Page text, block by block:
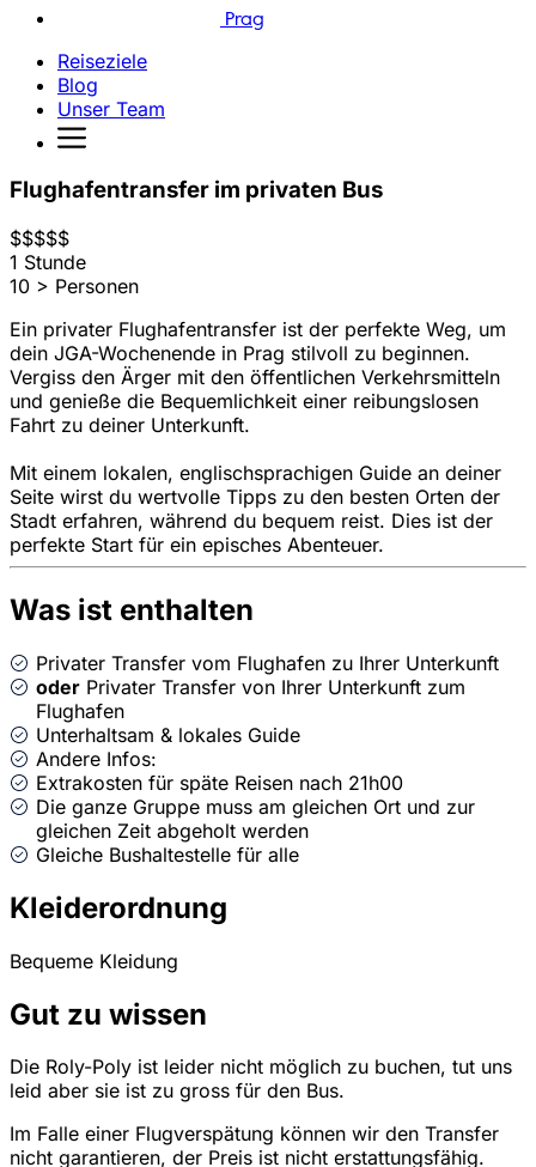
Prag
Reiseziele
Blog
Unser Team
Flughafentransfer im privaten Bus
$$$$$
1 Stunde
10 > Personen
Ein privater Flughafentransfer ist der perfekte Weg, um
dein JGA-Wochenende in Prag stilvoll zu beginnen.
Vergiss den Ärger mit den öffentlichen Verkehrsmitteln
und genieße die Bequemlichkeit einer reibungslosen
Fahrt zu deiner Unterkunft.
Mit einem lokalen, englischsprachigen Guide an deiner
Seite wirst du wertvolle Tipps zu den besten Orten der
Stadt erfahren, während du bequem reist. Dies ist der
perfekte Start für ein episches Abenteuer.
Was ist enthalten
Privater Transfer vom Flughafen zu Ihrer Unterkunft
oder Privater Transfer von Ihrer Unterkunft zum
Flughafen
Unterhaltsam & lokales Guide
Andere Infos:
Extrakosten für späte Reisen nach 21h00
Die ganze Gruppe muss am gleichen Ort und zur
gleichen Zeit abgeholt werden
Gleiche Bushaltestelle für alle
Kleiderordnung
Bequeme Kleidung
Gut zu wissen
Die Roly-Poly ist leider nicht möglich zu buchen, tut uns
leid aber sie ist zu gross für den Bus.
Im Falle einer Flugverspätung können wir den Transfer
nicht garantieren, der Preis ist nicht erstattungsfähig.